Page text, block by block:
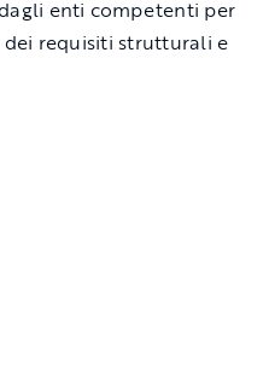
enti competenti per
requisiti strutturali e